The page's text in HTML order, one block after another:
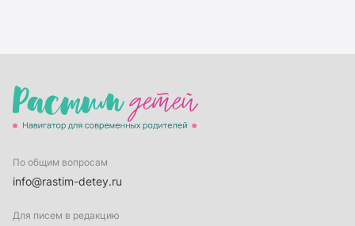
По общим вопросам
info@rastim-detey.ru
Для писем в редакцию